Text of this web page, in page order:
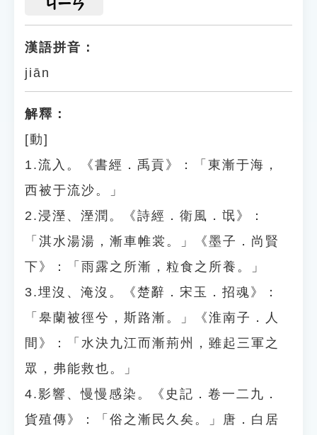
ㄐㄧㄢ
漢語拼音：
jiān
解釋：
[動]
1.流入。《書經．禹貢》：「東漸于海，
西被于流沙。」
2.浸溼、溼潤。《詩經．衛風．氓》：
「淇水湯湯，漸車帷裳。」《墨子．尚賢
下》：「雨露之所漸，粒食之所養。」
3.埋沒、淹沒。《楚辭．宋玉．招魂》：
「皋蘭被徑兮，斯路漸。」《淮南子．人
間》：「水決九江而漸荊州，雖起三軍之
眾，弗能救也。」
4.影響、慢慢感染。《史記．卷一二九．
貨殖傳》：「俗之漸民久矣。」唐．白居